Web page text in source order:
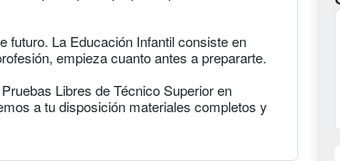
futuro. La Educación Infantil consiste en
empieza cuanto antes a prepararte.
Libres de Técnico Superior en
a tu disposición materiales completos y